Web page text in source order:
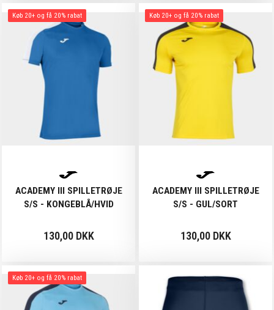
Køb 20+ og få 20% rabat
ACADEMY III SPILLETRØJE
S/S - KONGEBLÅ/HVID
130,00 DKK
Køb 20+ og få 20% rabat
ACADEMY III SPILLETRØJE
S/S - GUL/SORT
130,00 DKK
Køb 20+ og få 20% rabat